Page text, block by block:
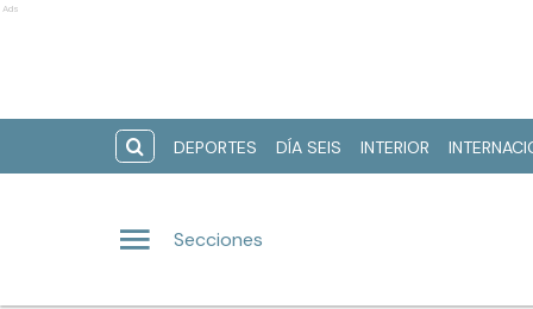
Ads
DEPORTES DÍA SEIS INTERIOR
Secciones